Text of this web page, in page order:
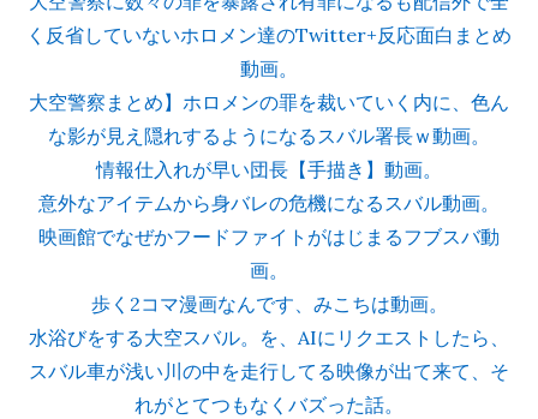
く反省していないホロメン達のTwitter+反応面白まとめ
動画。
大空警察まとめ】ホロメンの罪を裁いていく内に、色ん
な影が見え隠れするようになるスバル署長ｗ動画。
情報仕入れが早い団長【手描き】動画。
意外なアイテムから身バレの危機になるスバル動画。
映画館でなぜかフードファイトがはじまるフブスバ動
画。
歩く2コマ漫画なんです、みこちは動画。
水浴びをする大空スバル。を、AIにリクエストしたら、
スバル車が浅い川の中を走行してる映像が出て来て、そ
れがとてつもなくバズった話。